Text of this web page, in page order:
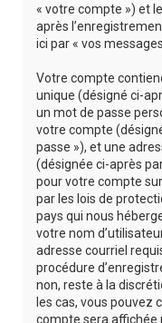
« votre compte ») et
après
ici par « vos messages
Votre compte
unique (désigné ci-
un mot de passe
votre compte
passe »), et une
(désignée ci-après
pour votre compte
par les lois de
pays qui nous
votre nom
adresse courriel
procédure
non, reste à la
les cas, vous pouvez
compte sera affichée